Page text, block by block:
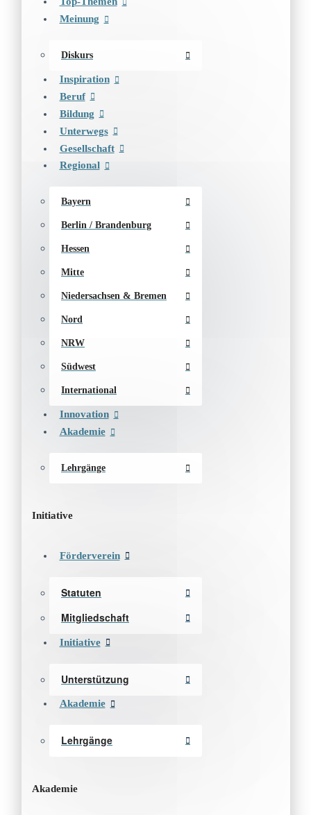
Meinung
Diskurs
Inspiration
Beruf
Bildung
Unterwegs
Gesellschaft
Regional
Bayern
Berlin / Brandenburg
Hessen
Mitte
Niedersachsen & Bremen
Nord
NRW
Südwest
International
Innovation
Akademie
Lehrgänge
Initiative
Förderverein
Statuten
Mitgliedschaft
Initiative
Unterstützung
Akademie
Lehrgänge
Akademie